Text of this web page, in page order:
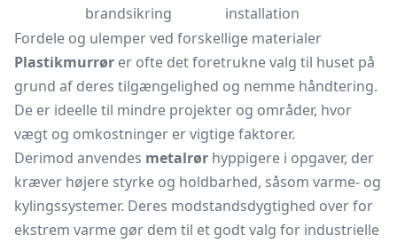
brandsikring
installation
Fordele og ulemper ved forskellige materialer
Plastikmurrør er ofte det foretrukne valg til huset på
grund af deres tilgængelighed og nemme håndtering.
De er ideelle til mindre projekter og områder, hvor
vægt og omkostninger er vigtige faktorer.
Derimod anvendes metalrør hyppigere i opgaver, der
kræver højere styrke og holdbarhed, såsom varme- og
kylingssystemer. Deres modstandsdygtighed over for
ekstrem varme gør dem til et godt valg for industrielle